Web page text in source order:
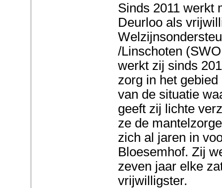
Sinds 2011 werkt
Deurloo als
/Linschoten
werkt zij sinds
zorg in het
van de situatie
geeft zij lichte
ze de
zich al jaren in
Bloesemhof. Zij
zeven jaar elke
vrijwilligster.